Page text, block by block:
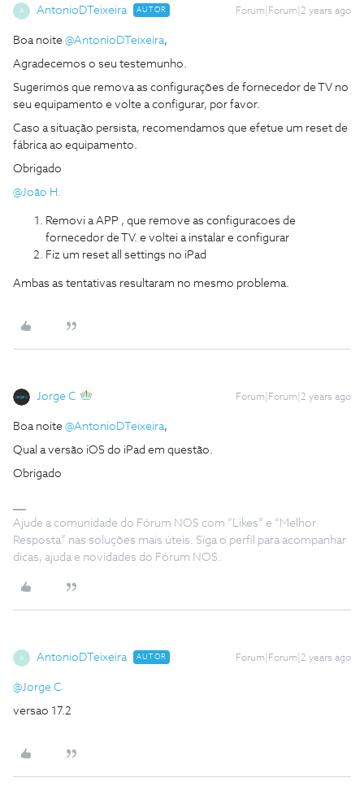
A AntonioDTeixeira AUTOR Forum|Forum|2 years ago
Boa noite @AntonioDTeixeira,
Agradecemos o seu testemunho.
Sugerimos que remova as configurações de fornecedor de TV no
seu equipamento e volte a configurar, por favor.
Caso a situação persista, recomendamos que efetue um reset de
fábrica ao equipamento.
Obrigado
@João H.
Removi a APP , que remove as configuracoes de
fornecedor de TV. e voltei a instalar e configurar
Fiz um reset all settings no iPad
Ambas as tentativas resultaram no mesmo problema.
Jorge C Forum|Forum|2 years ago
Boa noite @AntonioDTeixeira,
Qual a versão iOS do iPad em questão.
Obrigado
Ajude a comunidade do Fórum NOS com “Likes” e “Melhor
Resposta” nas soluções mais úteis. Siga o perfil para acompanhar
dicas, ajuda e novidades do Fórum NOS.
A AntonioDTeixeira AUTOR Forum|Forum|2 years ago
@Jorge C
versao 17.2